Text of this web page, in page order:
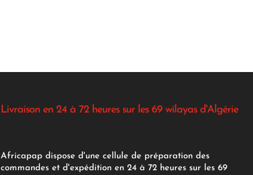
Livraison en 24 à 72 heures sur les 69 wilayas d'Algérie
Africapap dispose d'une cellule de préparation des
commandes et d'expédition en 24 à 72 heures sur les 69